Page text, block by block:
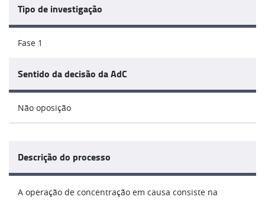
Tipo de investigação
Fase 1
Sentido da decisão da AdC
Não oposição
Descrição do processo
A operação de concentração em causa consiste na